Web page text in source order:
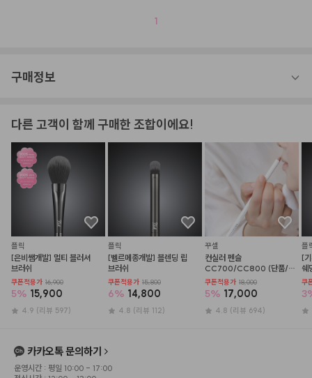
1
구매정보
다른 고객이 함께 구매한 조합이에요!
플릭
[은비쌤개발] 멀티 블러셔
브러쉬
쿠폰적용가 16,900
5% 15,900
4.9 (리뷰 597)
플릭
[벨르메종개발] 블렌딩 립
브러쉬
쿠폰적용가 15,800
6% 14,800
4.8 (리뷰 112)
꾸셀
컨실러 펜슬
CC700/CC800 (단품/
샤프너)
쿠폰적용가 18,000
5% 17,000
4.8 (리뷰 694)
플
[
쉐
쿠
3
카카오톡 문의하기
운영시간 : 평일 10:00 - 17:00